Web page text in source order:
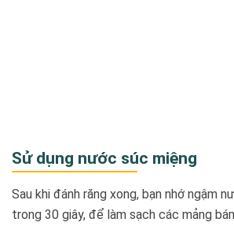
Sử dụng nước súc miệng
Sau khi đánh răng xong, bạn nhớ ngậm
trong 30 giây, để làm sạch các mảng